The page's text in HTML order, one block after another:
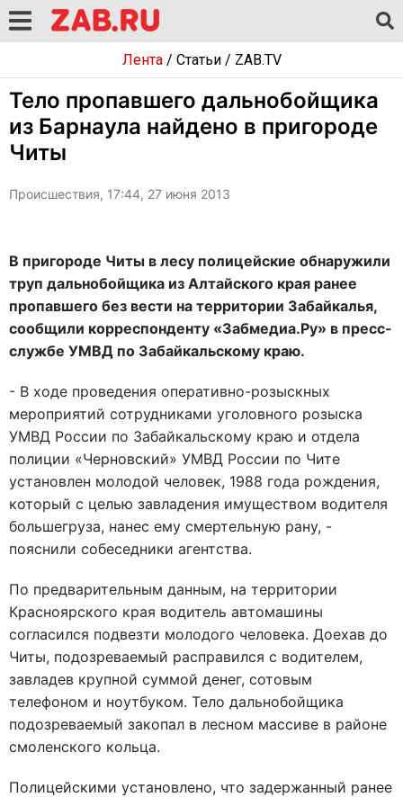
Лента/ Статьи/ ZAB.TV
Тело пропавшего дальнобойщика
из Барнаула найдено в пригороде
Читы
Происшествия, 17:44, 27 июня 2013
В пригороде Читы в лесу полицейские обнаружили
труп дальнобойщика из Алтайского края ранее
пропавшего без вести на территории Забайкалья,
сообщили корреспонденту «Забмедиа.Ру» в пресс-
службе УМВД по Забайкальскому краю.
- В ходе проведения оперативно-розыскных
мероприятий сотрудниками уголовного розыска
УМВД России по Забайкальскому краю и отдела
полиции «Черновский» УМВД России по Чите
установлен молодой человек, 1988 года рождения,
который с целью завладения имуществом водителя
большегруза, нанес ему смертельную рану, -
пояснили собеседники агентства.
По предварительным данным, на территории
Красноярского края водитель автомашины
согласился подвезти молодого человека. Доехав до
Читы, подозреваемый расправился с водителем,
завладев крупной суммой денег, сотовым
телефоном и ноутбуком. Тело дальнобойщика
подозреваемый закопал в лесном массиве в районе
смоленского кольца.
Полицейскими установлено, что задержанный ранее